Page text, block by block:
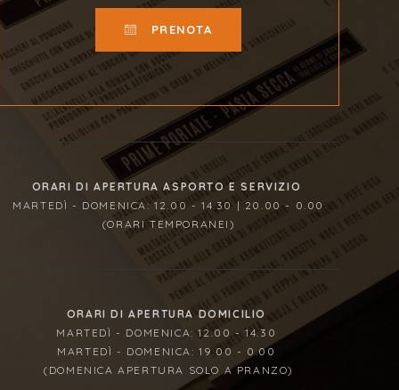
PRENOTA
ORARI DI APERTURA ASPORTO E SERVIZIO
MARTEDÌ - DOMENICA: 12.00 - 14.30 | 20.00 - 0.00
(ORARI TEMPORANEI)
ORARI DI APERTURA DOMICILIO
MARTEDÌ - DOMENICA: 12.00 - 14.30
MARTEDÌ - DOMENICA: 19.00 - 0.00
(DOMENICA APERTURA SOLO A PRANZO)